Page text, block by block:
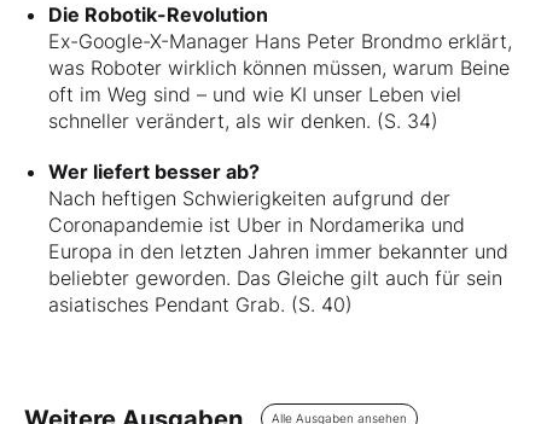
Die Robotik-Revolution
Ex-Google-X-Manager Hans Peter Brondmo erklärt,
was Roboter wirklich können müssen, warum Beine
oft im Weg sind – und wie KI unser Leben viel
schneller verändert, als wir denken. (S. 34)
Wer liefert besser ab?
Nach heftigen Schwierigkeiten aufgrund der
Coronapandemie ist Uber in Nordamerika und
Europa in den letzten Jahren immer bekannter und
beliebter geworden. Das Gleiche gilt auch für sein
asiatisches Pendant Grab. (S. 40)
Alle Ausgaben ansehen